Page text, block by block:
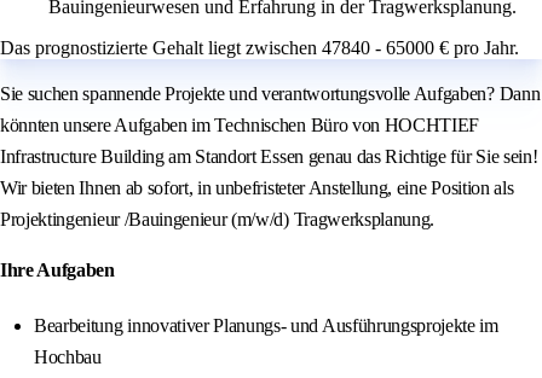
Bauingenieurwesen und Erfahrung in der Tragwerksplanung.
Das prognostizierte Gehalt liegt zwischen 47840 - 65000 € pro Jahr.
Sie suchen spannende Projekte und verantwortungsvolle Aufgaben? Dann
könnten unsere Aufgaben im Technischen Büro von HOCHTIEF
Infrastructure Building am Standort Essen genau das Richtige für Sie sein!
Wir bieten Ihnen ab sofort, in unbefristeter Anstellung, eine Position als
Projektingenieur /Bauingenieur (m/w/d) Tragwerksplanung.
Ihre Aufgaben
Bearbeitung innovativer Planungs- und Ausführungsprojekte im
Hochbau